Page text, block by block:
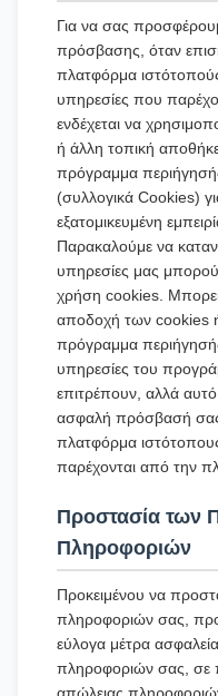
Για να σας
πρόσβασης, όταν
πλατφόρμα
υπηρεσίες που
ενδέχεται να
ή άλλη τοπική
πρόγραμμα
(συλλογικά Cookies)
εξατομικευμένη
Παρακαλούμε να
υπηρεσίες μας
χρήση cookies.
αποδοχή των cookies
πρόγραμμα
υπηρεσίες του
επιτρέπουν, αλλά
ασφαλή πρόσβασή σας
πλατφόρμα
παρέχονται από την
Προστασία των
Πληροφοριών
Προκειμένου να
πληροφοριών σας,
εύλογα μέτρα
πληροφοριών σας, σε